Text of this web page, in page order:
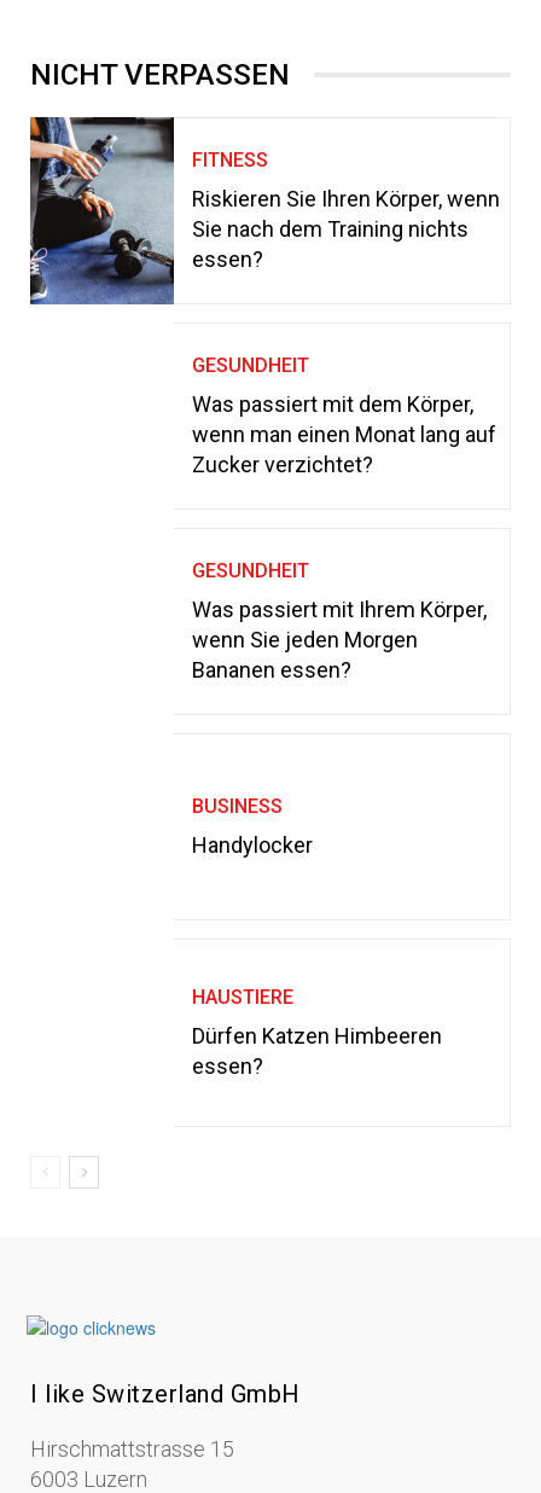
NICHT VERPASSEN
FITNESS
Riskieren Sie Ihren Körper, wenn
Sie nach dem Training nichts
essen?
GESUNDHEIT
Was passiert mit dem Körper,
wenn man einen Monat lang auf
Zucker verzichtet?
GESUNDHEIT
Was passiert mit Ihrem Körper,
wenn Sie jeden Morgen
Bananen essen?
BUSINESS
Handylocker
HAUSTIERE
Dürfen Katzen Himbeeren
essen?
I like Switzerland GmbH
Hirschmattstrasse 15
6003 Luzern